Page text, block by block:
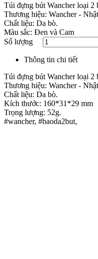
​Túi đựng bút Wancher loại 2
Thương hiệu: Wancher -
Chất liệu: Da bò.
Màu sắc: Đen và Cam
Số lượng
Thông tin chi tiết
Túi đựng bút Wancher loại 2
Thương hiệu: Wancher -
Chất liệu: Da bò.
Kích thước: 160*31*29 mm
Trọng lượng: 52g.
#wancher, #baoda2but,